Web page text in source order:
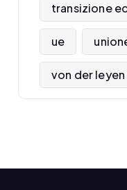
transizione
ue
von der leyen